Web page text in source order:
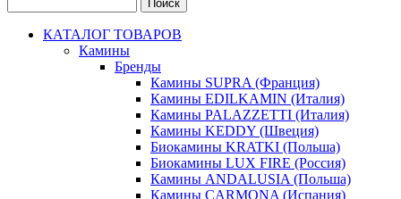
КАТАЛОГ ТОВАРОВ
Камины
Бренды
Камины SUPRA (Франция)
Камины EDILKAMIN (Италия)
Камины PALAZZETTI (Италия)
Камины KEDDY (Швеция)
Биокамины KRATKI (Польша)
Биокамины LUX FIRE (Россия)
Камины ANDALUSIA (Польша)
Камины CARMONA (Испания)